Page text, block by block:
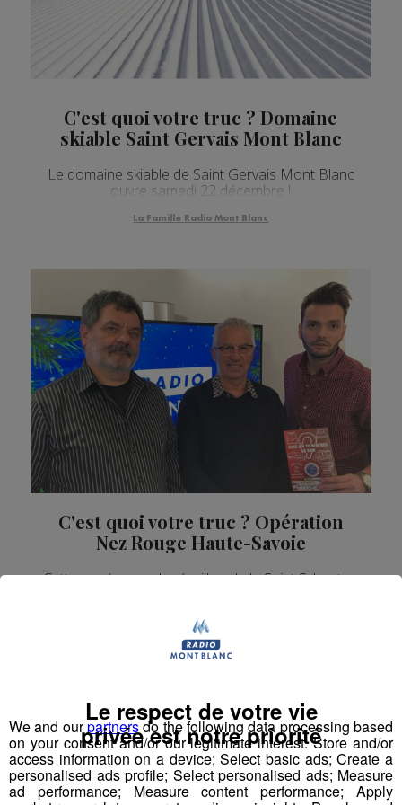
C'est quoi votre truc ? Domaine
skiable Saint Gervais Mont Blanc
Le domaine skiable de Saint Gervais Mont Blanc
ouvre samedi 22 décembre !
La Famille Radio Mont Blanc
C'est quoi votre truc ? Opération
Nez Rouge Haute-Savoie
Cette année pour le réveillon de la Saint Sylvestre,
La Famille Radio Mont Blanc
We and ourpartnersdo the following data processing based
on your consent and/or our legitimate interest: Store and/or
access information on a device; Select basic ads; Create a
personalised ads profile; Select personalised ads; Measure
ad performance; Measure content performance; Apply
Le respect de votre vie
privée est notre priorité